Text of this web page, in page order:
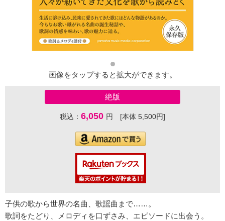
画像をタップすると拡大ができます。
絶版
税込： 6,050 円 [本体 5,500円]
子供の歌から世界の名曲、歌謡曲まで……。
歌詞をたどり、メロディを口ずさみ、エピソードに出会う。